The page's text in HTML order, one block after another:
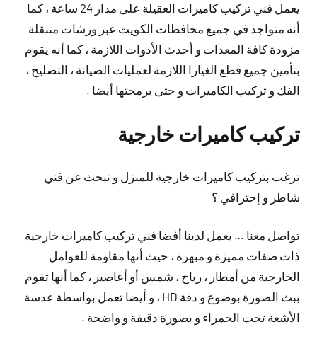
يعمل فني تركيب كاميرات العقيلة على مدار 24 ساعة ، كما
أنه متواجد في جميع محافظات الكويت عبر ورشات متنقلة
مزودة كافة المعدات و أحدث الأدوات اللازمة ، كما أنه يقوم
بتأمين جميع قطع الغيارا اللازمة لعمليات الصيانة ، التصليح ،
الفك و تركيب الكاميرات و حتى برمجتها أيضا .
تركيب كاميرات خارجية
ترغب بتركيب كاميرات خارجية للمنزل و تبحث عن فني
شاطر و إحترافي ؟
تواصل معنا … يعمل لدينا أفضا فني تركيب كاميرات خارجية
ذات صفات مميزة و مبهرة ، حيث أنها مقاومة للعوامل
الخارجية من أمطار ، رياح ، شمس أو أعاصير ، كما أنها تقوم
ببث الصورة بوضوع و دقة HD ، و أيضا تعمل بواسطة عدسة
الأشعة تحت الحمراء و بصورة دقيقة و واضحة .